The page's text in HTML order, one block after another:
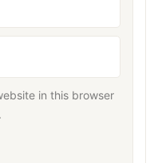
in this browser